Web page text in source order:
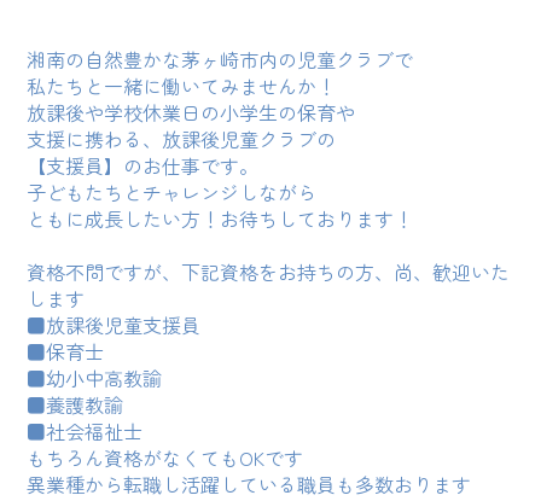
湘南の自然豊かな茅ヶ崎市内の児童クラブで
私たちと一緒に働いてみませんか！
放課後や学校休業日の小学生の保育や
支援に携わる、放課後児童クラブの
【支援員】のお仕事です。
子どもたちとチャレンジしながら
ともに成長したい方！お待ちしております！
資格不問ですが、下記資格をお持ちの方、尚、歓迎いた
します
■放課後児童支援員
■保育士
■幼小中高教諭
■養護教諭
■社会福祉士
もちろん資格がなくてもOKです
異業種から転職し活躍している職員も多数おります